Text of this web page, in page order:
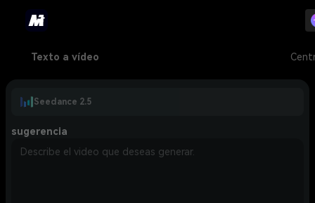
Texto a vídeo
Seedance 2.5
sugerencia